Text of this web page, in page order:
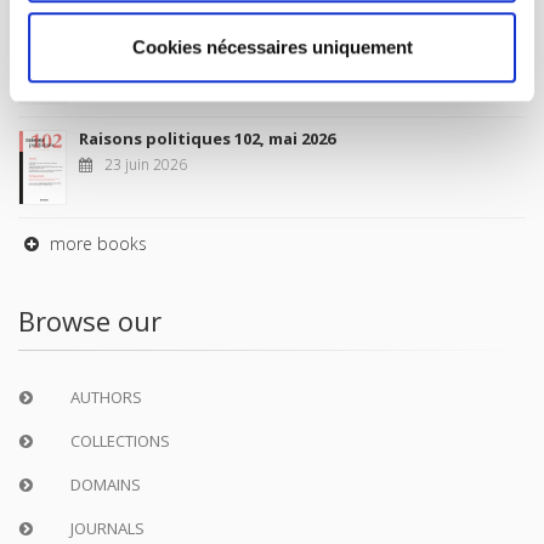
Cookies nécessaires uniquement
Sociétés contemporaines 139, 2025
6 juil. 2026
Raisons politiques 102, mai 2026
23 juin 2026
more books
Browse our
AUTHORS
COLLECTIONS
DOMAINS
JOURNALS